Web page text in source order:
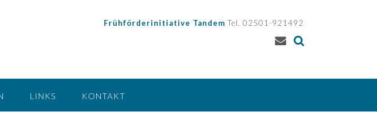
Frühförderinitiative Tandem Tel. 02501-921492
LINKS KONTAKT